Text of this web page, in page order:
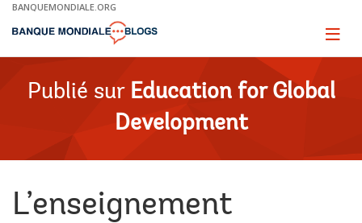
Skip
Main
BANQUEMONDIALE.ORG
Page
Publié sur Education for Global
Development
L’enseignement